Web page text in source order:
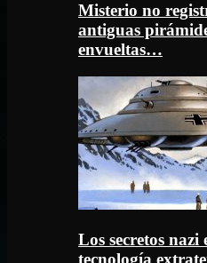
Misterio no
antiguas
envueltas…
Los secretos
tecnología